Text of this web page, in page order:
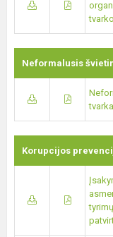
Neformalusis
Korupcijos